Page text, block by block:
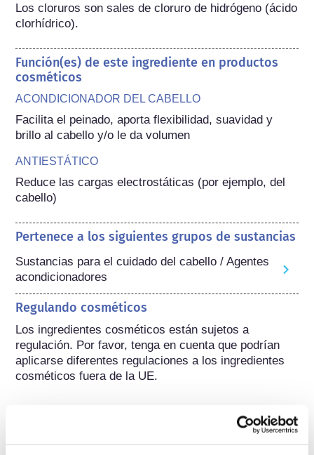
Los cloruros son sales de cloruro de hidrógeno (ácido
clorhídrico).
Función(es) de este ingrediente en productos
cosméticos
ACONDICIONADOR DEL CABELLO
Facilita el peinado, aporta flexibilidad, suavidad y
brillo al cabello y/o le da volumen
ANTIESTÁTICO
Reduce las cargas electrostáticas (por ejemplo, del
cabello)
Pertenece a los siguientes grupos de sustancias
Sustancias para el cuidado del cabello / Agentes
acondicionadores
Regulando cosméticos
Los ingredientes cosméticos están sujetos a
regulación. Por favor, tenga en cuenta que podrían
aplicarse diferentes regulaciones a los ingredientes
cosméticos fuera de la UE.